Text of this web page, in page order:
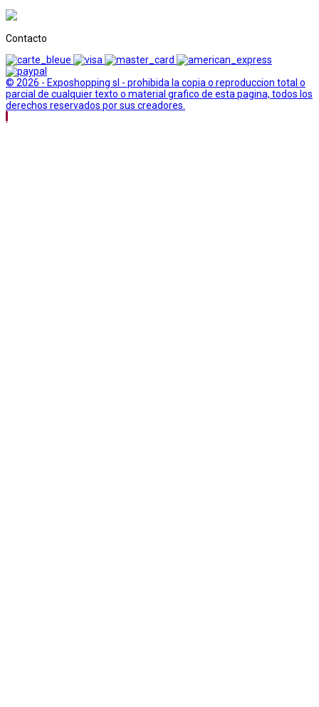
Contacto
© 2026 - Exposhopping sl - prohibida la copia o reproduccion total o
parcial de cualquier texto o material grafico de esta pagina, todos los
derechos reservados por sus creadores.